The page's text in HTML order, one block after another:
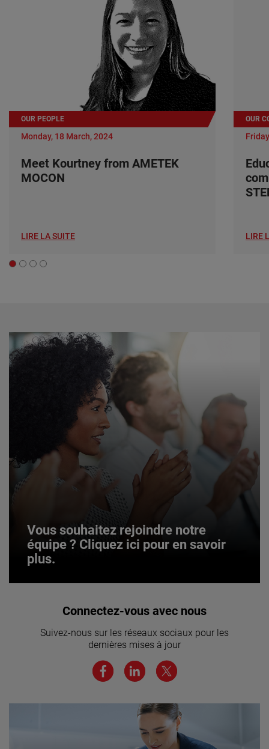
OUR PEOPLE
Monday, 18 March, 2024
Meet Kourtney from AMETEK
MOCON
LIRE LA SUITE
OUR
LIRE
Vous souhaitez rejoindre notre
équipe ? Cliquez ici pour en savoir
plus.
Vous souhaitez rejoindre notre
plus.
Connectez-vous avec nous
Suivez-nous sur les réseaux sociaux pour les
dernières mises à jour